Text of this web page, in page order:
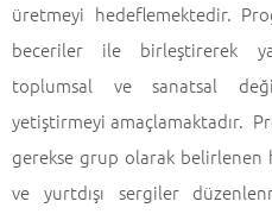
üretmeyi hedeflemektedir.
beceriler ile birleştirerek
toplumsal ve sanatsal
yetiştirmeyi amaçlamaktadır.
gerekse grup olarak
ve yurtdışı sergiler